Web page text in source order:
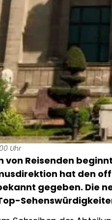
Uhr
von Reisenden
hat den
gegeben. Die